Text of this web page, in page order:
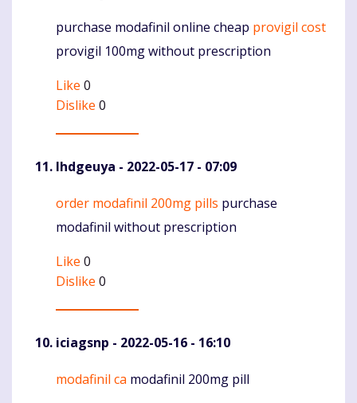
Komentaras
purchase modafinil online cheap provigil cost
provigil 100mg without prescription
Like 0
Dislike 0
lhdgeuya - 2022-05-17 - 07:09
Komentaras
order modafinil 200mg pills purchase
modafinil without prescription
Like 0
Dislike 0
iciagsnp - 2022-05-16 - 16:10
Komentaras
modafinil ca modafinil 200mg pill